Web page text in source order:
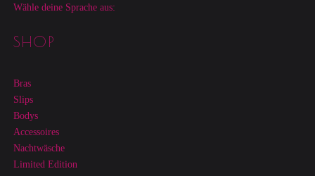
Wähle deine Sprache aus:
SHOP
Bras
Slips
Bodys
Accessoires
Nachtwäsche
Limited Edition